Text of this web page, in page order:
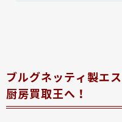
ブルグネッティ製エ
厨房買取王へ！